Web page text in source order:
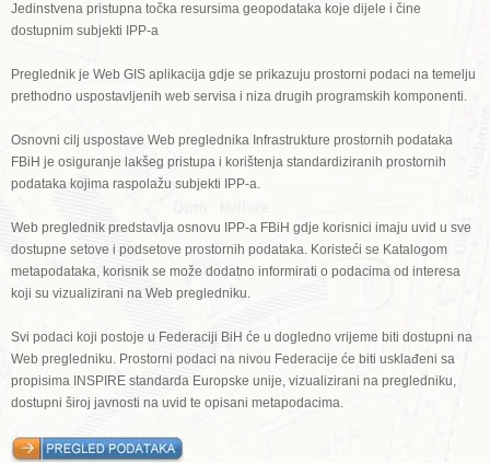
Jedinstvena pristupna točka resursima geopodataka koje dijele i čine
dostupnim subjekti IPP-a
Preglednik je Web GIS aplikacija gdje se prikazuju prostorni podaci na temelju
prethodno uspostavljenih web servisa i niza drugih programskih komponenti.
Osnovni cilj uspostave Web preglednika Infrastrukture prostornih podataka
FBiH je osiguranje lakšeg pristupa i korištenja standardiziranih prostornih
podataka kojima raspolažu subjekti IPP-a.
Web preglednik predstavlja osnovu IPP-a FBiH gdje korisnici imaju uvid u sve
dostupne setove i podsetove prostornih podataka. Koristeći se Katalogom
metapodataka, korisnik se može dodatno informirati o podacima od interesa
koji su vizualizirani na Web pregledniku.
Svi podaci koji postoje u Federaciji BiH će u dogledno vrijeme biti dostupni na
Web pregledniku. Prostorni podaci na nivou Federacije će biti usklađeni sa
propisima INSPIRE standarda Europske unije, vizualizirani na pregledniku,
dostupni široj javnosti na uvid te opisani metapodacima.